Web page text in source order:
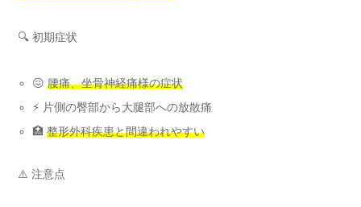
🔍 初期症状
😖腰痛、坐骨神経痛様の症状
⚡ 片側の臀部から大腿部への放散痛
🏥整形外科疾患と間違われやすい
⚠️ 注意点